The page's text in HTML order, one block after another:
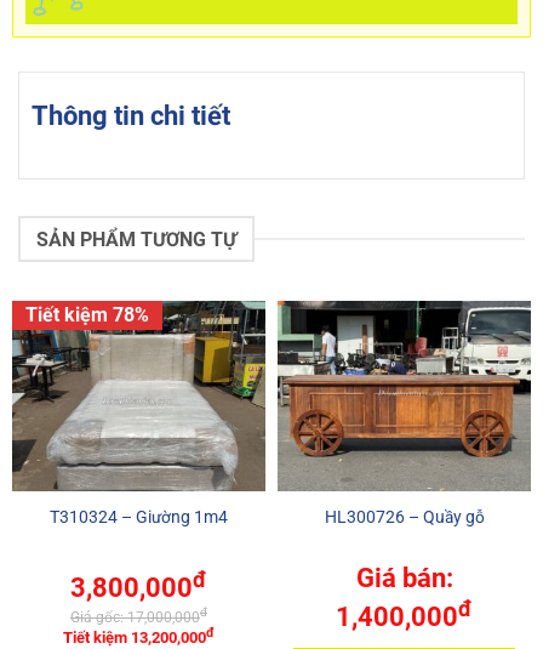
Thông tin chi tiết
SẢN PHẨM TƯƠNG TỰ
Tiết kiệm 78%
T310324 – Giường 1m4
3,800,000đ
Giá gốc:17,000,000đ
Tiết kiệm 13,200,000đ
HL300726 – Quầy gỗ
Giá bán:
1,400,000đ